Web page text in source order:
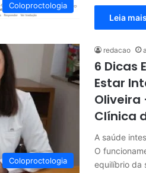
Coloproctologia
Leia
Coloproctologia
redacao
6 Dicas
Estar
Clínica
A saúde
O
equilíbrio da